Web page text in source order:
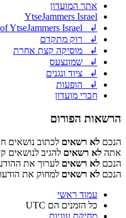
אתר המועדון
YtseJammers Israel
↲ The Theatre of YtseJammers Israel
↲ רוק מתקדם
↲ מוסיקה קצת אחרת
↲ שמונצעס
↲ ציוד ונגנים
↲ הופעות
חברי מועדון
הרשאות הפורום
הנכם לא רשאים לכתוב נושאים
אתה לא רשאים להגיב לנושאים
הנכם לא רשאים לערוך את
הנכם לא רשאים למחוק את
עמוד ראשי
כל הזמנים הם UTC
מחיקת עוגיות